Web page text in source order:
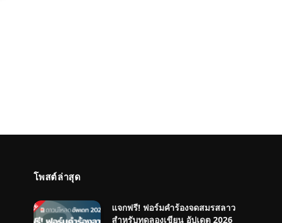
โพสต์ล่าสุด
แจกฟรี! ฟอร์มคำร้องจดสมรสลาว
สำหรับทดลองเขียน อัปเดต 2026